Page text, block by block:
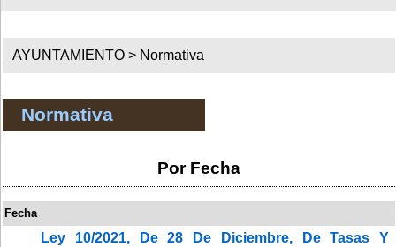
AYUNTAMIENTO > Normativa
Normativa
Por Fecha
Fecha
Ley 10/2021, De 28 De Diciembre, De Tasas Y